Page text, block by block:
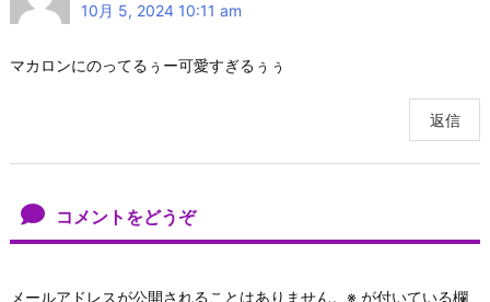
10月 5, 2024 10:11 am
マカロンにのってるぅー可愛すぎるぅぅ
返信
コメントをどうぞ
メールアドレスが公開されることはありません。 ※ が付いている欄